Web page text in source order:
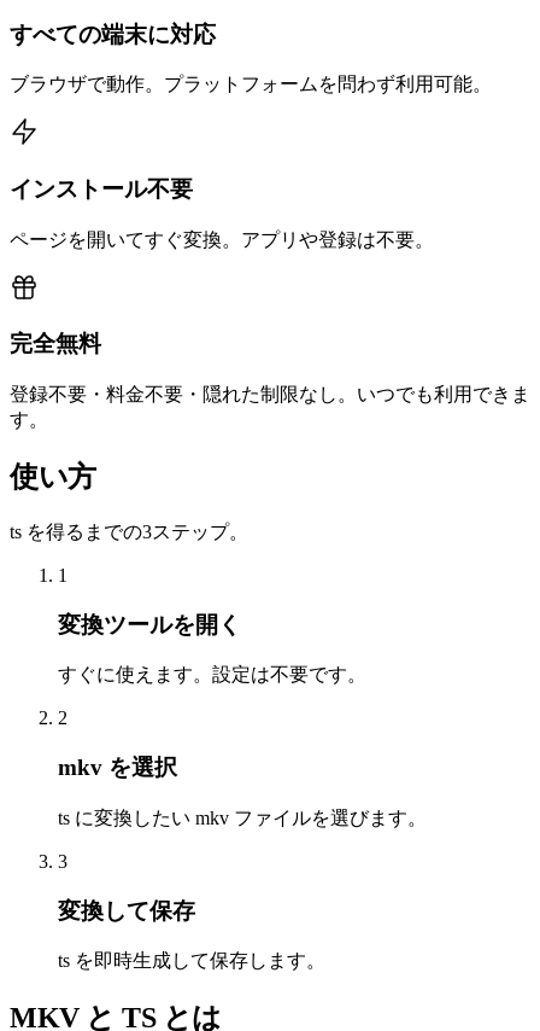
すべての端末に対応
ブラウザで動作。プラットフォームを問わず利用可能。
インストール不要
ページを開いてすぐ変換。アプリや登録は不要。
完全無料
登録不要・料金不要・隠れた制限なし。いつでも利用できま
す。
使い方
ts を得るまでの3ステップ。
1
変換ツールを開く
すぐに使えます。設定は不要です。
2
mkv を選択
ts に変換したい mkv ファイルを選びます。
3
変換して保存
ts を即時生成して保存します。
MKV と TS とは